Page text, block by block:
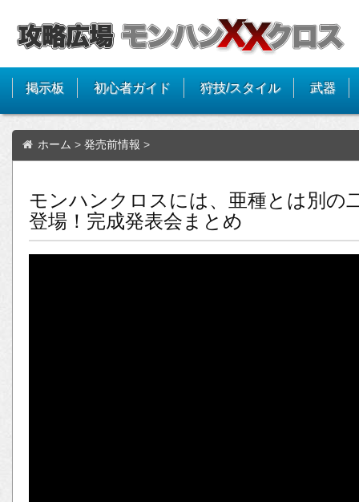
掲示板 初心者ガイド 狩技/スタイル 武器
ホーム > 発売前情報 >
モンハンクロスには、亜種とは別の
登場！完成発表会まとめ